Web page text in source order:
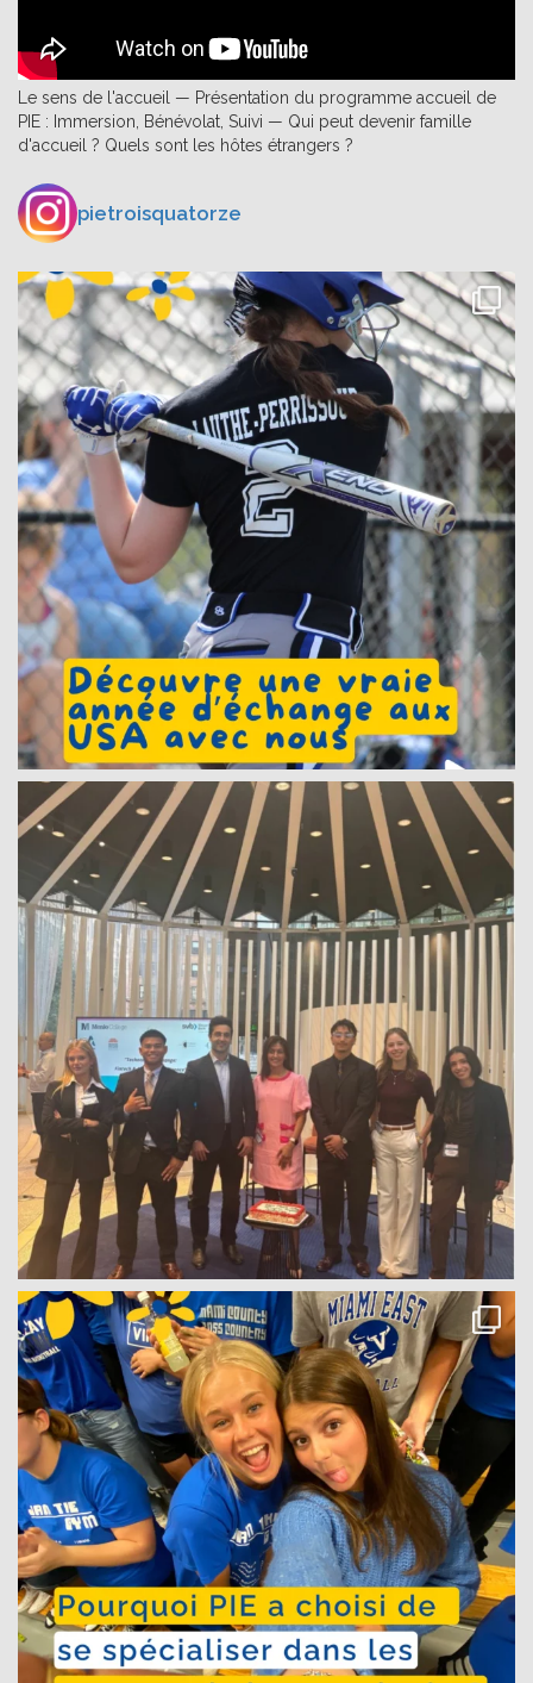
Le sens de l'accueil — Présentation du programme accueil de
PIE : Immersion, Bénévolat, Suivi — Qui peut devenir famille
d'accueil ? Quels sont les hôtes étrangers ?
pietroisquatorze